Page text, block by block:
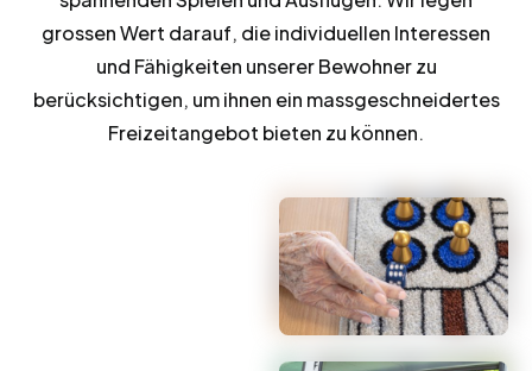
grossen Wert darauf, die individuellen Interessen
und Fähigkeiten unserer Bewohner zu
berücksichtigen, um ihnen ein massgeschneidertes
Freizeitangebot bieten zu können.